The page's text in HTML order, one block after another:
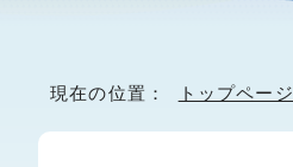
現在の位置： トップページ